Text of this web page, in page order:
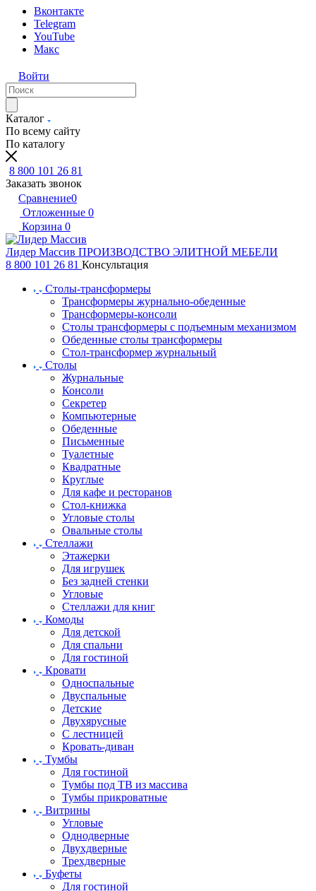
Вконтакте
Telegram
YouTube
Макс
Войти
Каталог
По всему сайту
По каталогу
8 800 101 26 81
Заказать звонок
Сравнение0
Отложенные 0
Корзина 0
Лидер Массив ПРОИЗВОДСТВО ЭЛИТНОЙ МЕБЕЛИ
8 800 101 26 81 Консультация
Столы-трансформеры
Трансформеры журнально-обеденные
Трансформеры-консоли
Столы трансформеры с подъемным механизмом
Обеденные столы трансформеры
Стол-трансформер журнальный
Столы
Журнальные
Консоли
Секретер
Компьютерные
Обеденные
Письменные
Туалетные
Квадратные
Круглые
Для кафе и ресторанов
Стол-книжка
Угловые столы
Овальные столы
Стеллажи
Этажерки
Для игрушек
Без задней стенки
Угловые
Стеллажи для книг
Комоды
Для детской
Для спальни
Для гостиной
Кровати
Односпальные
Двуспальные
Детские
Двухярусные
С лестницей
Кровать-диван
Тумбы
Для гостиной
Тумбы под ТВ из массива
Тумбы прикроватные
Витрины
Угловые
Однодверные
Двухдверные
Трехдверные
Буфеты
Для гостиной